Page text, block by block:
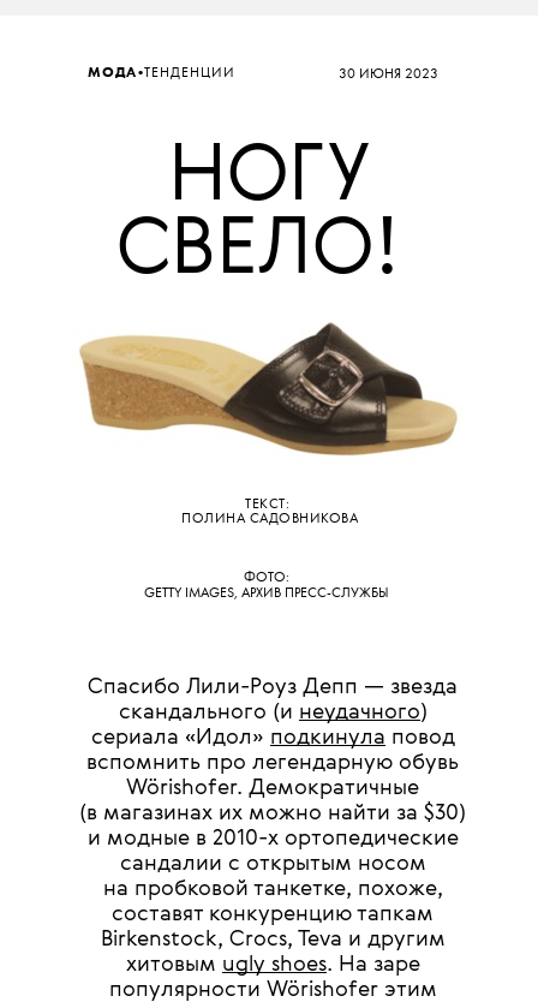
МОДА• ТЕНДЕНЦИИ 30 ИЮНЯ 2023
НОГУ
СВЕЛО!
ТЕКСТ:
ПОЛИНА САДОВНИКОВА
ФОТО:
GETTY IMAGES, АРХИВ ПРЕСС-СЛУЖБЫ
Спасибо Лили-Роуз Депп — звезда
скандального (и неудачного)
сериала «Идол» подкинула повод
вспомнить про легендарную обувь
Wörishofer. Демократичные
(в магазинах их можно найти за $30)
и модные в 2010-х ортопедические
сандалии с открытым носом
на пробковой танкетке, похоже,
составят конкуренцию тапкам
Birkenstock, Crocs, Teva и другим
хитовым ugly shoes. На заре
популярности Wörishofer этим